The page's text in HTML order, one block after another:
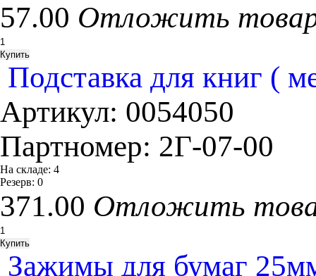
57.00 Отложить
Подставка для книг (
Артикул: 0054050
Партномер: 2Г-07-00
На складе: 4
Резерв: 0
371.00 Отложить
Зажимы для бумаг